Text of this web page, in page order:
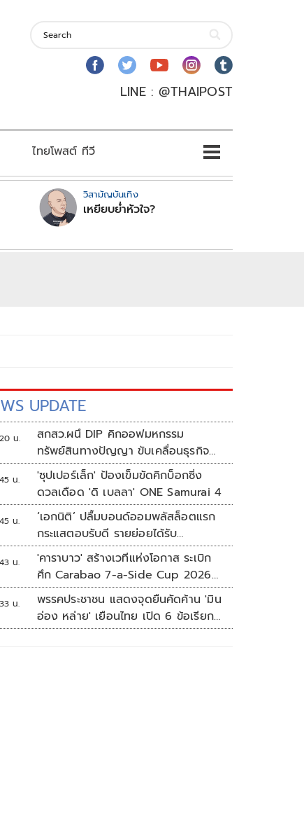
LINE : @THAIPOST
ไทยโพสต์ ทีวี
วิสามัญบันเทิง
เหยียบย่ำหัวใจ?
UPDATE
น.
สกสว.ผนึ DIP คิกออฟมหกรรม
ทรัพย์สินทางปัญญา ขับเคลื่อนธุรกิจ
ไทยสู่อนาคต
น.
'ซุปเปอร์เล็ก' ป้องเข็มขัดคิกบ็อกซิ่ง
ดวลเดือด 'ดิ เบลลา' ONE Samurai 4
น.
‘เอกนิติ’ ปลื้มบอนด์ออมพลัสล็อตแรก
กระแสตอบรับดี รายย่อยได้รับ
จัดสรร2.2หมื่นคน เปิดจองรอบใหม่
ก.ย.นี้
น.
'คาราบาว' สร้างเวทีแห่งโอกาส ระเบิก
ศึก Carabao 7-a-Side Cup 2026
หาแชมป์ดูบอลที่เวมบลีย์
น.
พรรคประชาชน แสดงจุดยืนคัดค้าน 'มิน
อ่อง หล่าย' เยือนไทย เปิด 6 ข้อเรียก
ร้องรัฐสภา-รัฐบาล